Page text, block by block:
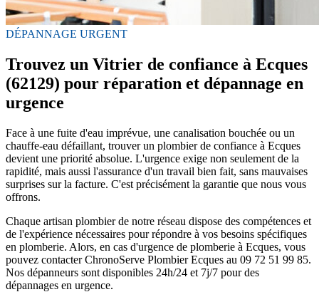
DÉPANNAGE URGENT
Trouvez un Vitrier de confiance à Ecques
(62129) pour réparation et dépannage en
urgence
Face à une fuite d'eau imprévue, une canalisation bouchée ou un
chauffe-eau défaillant, trouver un plombier de confiance à Ecques
devient une priorité absolue. L'urgence exige non seulement de la
rapidité, mais aussi l'assurance d'un travail bien fait, sans mauvaises
surprises sur la facture. C'est précisément la garantie que nous vous
offrons.
Chaque artisan plombier de notre réseau dispose des compétences et
de l'expérience nécessaires pour répondre à vos besoins spécifiques
en plomberie. Alors, en cas d'urgence de plomberie à Ecques, vous
pouvez contacter ChronoServe Plombier Ecques au 09 72 51 99 85.
Nos dépanneurs sont disponibles 24h/24 et 7j/7 pour des
dépannages en urgence.